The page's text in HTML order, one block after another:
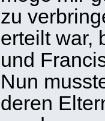
zu
erteilt war,
und
Nun
deren